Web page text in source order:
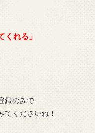
くれる」
録のみで
てくださいね！